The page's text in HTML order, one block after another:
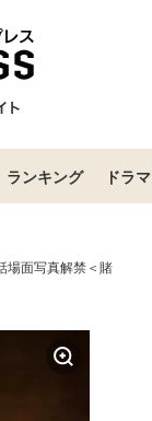
ランキング ドラマ
場面写真解禁＜賭